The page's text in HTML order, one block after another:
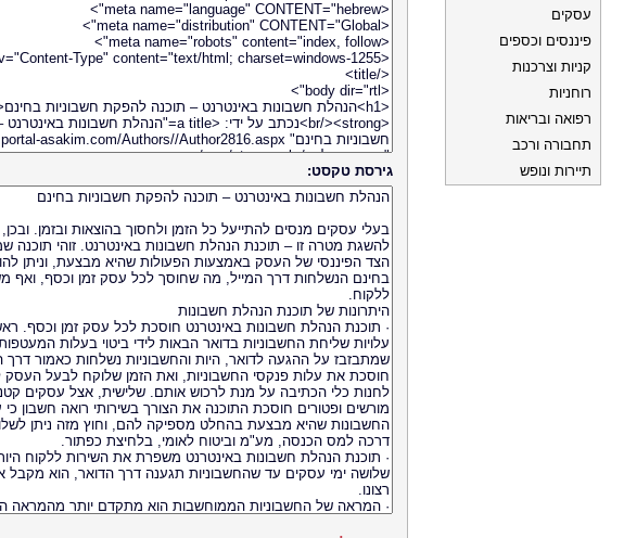
גירסת טקסט:
עסקים
פיננסים וכספים
קניות וצרכנות
רוחניות
רפואה ובריאות
תחבורה ורכב
תיירות ונופש